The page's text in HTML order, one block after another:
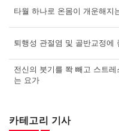
타월 하나로 온몸이 개운해지
퇴행성 관절염 및 골반교정에
전신의 붓기를 쫙 빼고 스트
는 요가
카테고리 기사